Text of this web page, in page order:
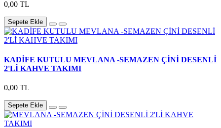
0,00 TL
Sepete Ekle
KADİFE KUTULU MEVLANA -SEMAZEN ÇİNİ DESENLİ
2'Lİ KAHVE TAKIMI
0,00 TL
Sepete Ekle